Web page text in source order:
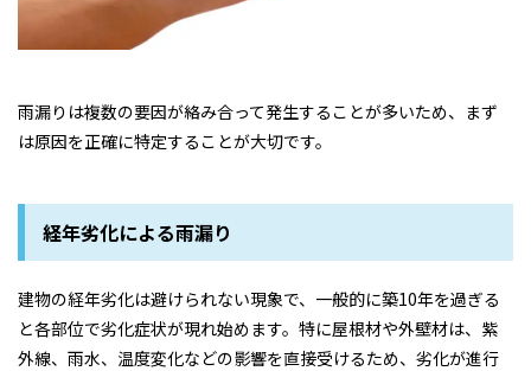
雨漏りは複数の要因が絡み合って発生することが多いため、まず
は原因を正確に特定することが大切です。
経年劣化による雨漏り
建物の経年劣化は避けられない現象で、一般的に築10年を過ぎる
と各部位で劣化症状が現れ始めます。特に屋根材や外壁材は、紫
外線、雨水、温度変化などの影響を直接受けるため、劣化が進行